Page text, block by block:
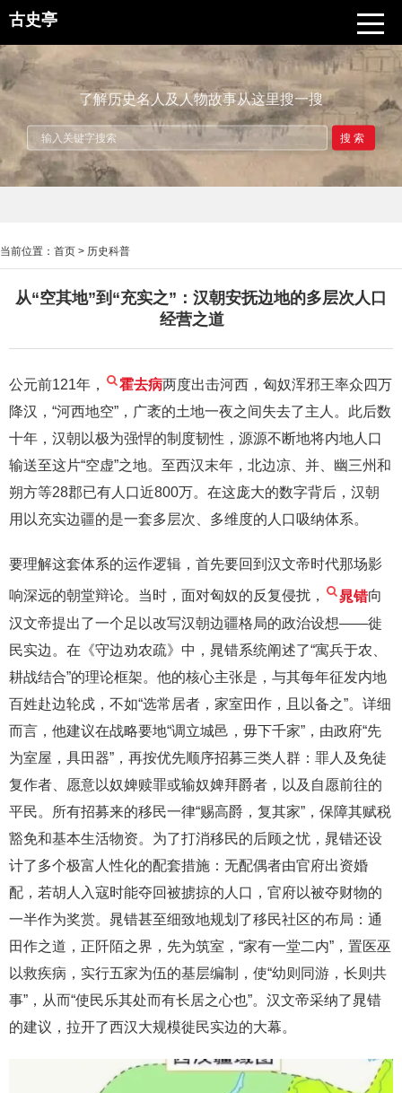
古史亭
了解历史名人及人物故事从这里搜一搜
搜索
当前位置： 首页 > 历史科普
从“空其地”到“充实之”：汉朝安抚边地的多层次人口
经营之道
公元前121年， 霍去病两度出击河西，匈奴浑邪王率众四万
降汉，“河西地空”，广袤的土地一夜之间失去了主人。此后数
十年，汉朝以极为强悍的制度韧性，源源不断地将内地人口
输送至这片“空虚”之地。至西汉末年，北边凉、并、幽三州和
朔方等28郡已有人口近800万。在这庞大的数字背后，汉朝
用以充实边疆的是一套多层次、多维度的人口吸纳体系。
要理解这套体系的运作逻辑，首先要回到汉文帝时代那场影
响深远的朝堂辩论。当时，面对匈奴的反复侵扰， 晁错向
汉文帝提出了一个足以改写汉朝边疆格局的政治设想——徙
民实边。在《守边劝农疏》中，晁错系统阐述了“寓兵于农、
耕战结合”的理论框架。他的核心主张是，与其每年征发内地
百姓赴边轮戍，不如“选常居者，家室田作，且以备之”。详细
而言，他建议在战略要地“调立城邑，毋下千家”，由政府“先
为室屋，具田器”，再按优先顺序招募三类人群：罪人及免徒
复作者、愿意以奴婢赎罪或输奴婢拜爵者，以及自愿前往的
平民。所有招募来的移民一律“赐高爵，复其家”，保障其赋税
豁免和基本生活物资。为了打消移民的后顾之忧，晁错还设
计了多个极富人性化的配套措施：无配偶者由官府出资婚
配，若胡人入寇时能夺回被掳掠的人口，官府以被夺财物的
一半作为奖赏。晁错甚至细致地规划了移民社区的布局：通
田作之道，正阡陌之界，先为筑室，“家有一堂二内”，置医巫
以救疾病，实行五家为伍的基层编制，使“幼则同游，长则共
事”，从而“使民乐其处而有长居之心也”。汉文帝采纳了晁错
的建议，拉开了西汉大规模徙民实边的大幕。